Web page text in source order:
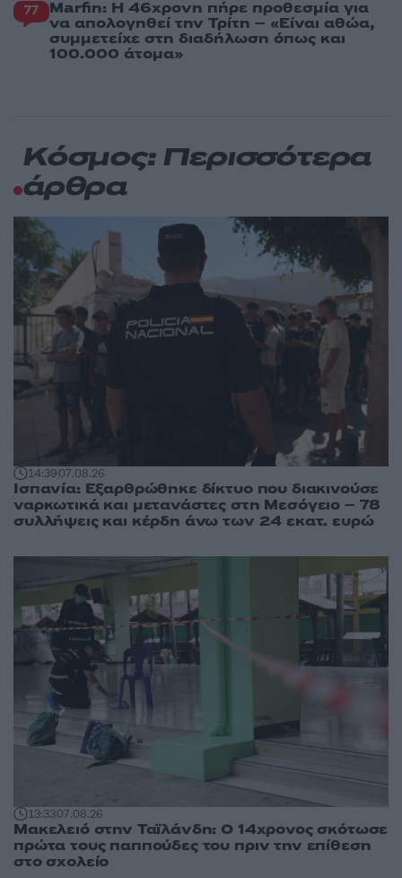
77 Marfin: Η 46χρονη πήρε προθεσμία για
να απολογηθεί την Τρίτη – «Είναι αθώα,
συμμετείχε στη διαδήλωση όπως και
100.000 άτομα»
Κόσμος: Περισσότερα
άρθρα
14:3907.08.26
Ισπανία: Εξαρθρώθηκε δίκτυο που διακινούσε
ναρκωτικά και μετανάστες στη Μεσόγειο – 78
συλλήψεις και κέρδη άνω των 24 εκατ. ευρώ
13:3307.08.26
Μακελειό στην Ταϊλάνδη: Ο 14χρονος σκότωσε
πρώτα τους παππούδες του πριν την επίθεση
στο σχολείο